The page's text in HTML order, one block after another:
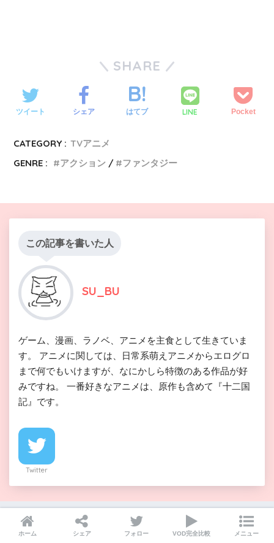
SHARE
ツイート シェア はてブ LINE Pocket
CATEGORY : TVアニメ
GENRE :
アクション ファンタジー
この記事を書いた人
SU_BU
ゲーム、漫画、ラノベ、アニメを主食として生きていま
す。 アニメに関しては、日常系萌えアニメからエログロ
まで何でもいけますが、なにかしら特徴のある作品が好
みですね。 一番好きなアニメは、原作も含めて『十二国
記』です。
Twitter
ホーム シェア フォロー VOD完全比較 メニュー